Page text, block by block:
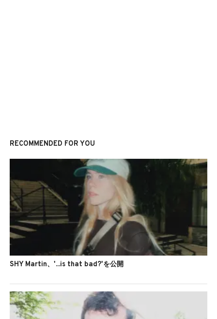
RECOMMENDED FOR YOU
SHY Martin、'...is that bad?'を公開